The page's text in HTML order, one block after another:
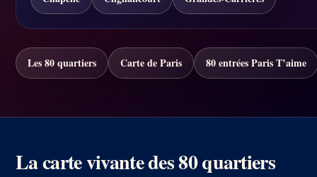
Les 80 quartiers Carte de Paris 80 entrées Paris T’aime
La carte vivante des 80 quartiers